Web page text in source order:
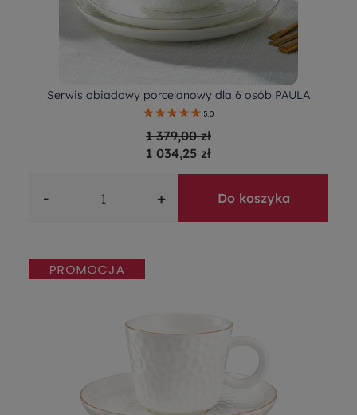
Serwis obiadowy porcelanowy dla 6 osób PAULA
5.0
1 379,00 zł
1 034,25 zł
- + Do koszyka